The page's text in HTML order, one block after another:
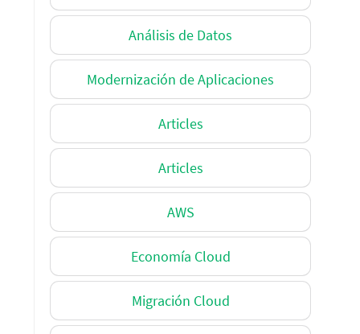
Análisis de Datos
Modernización de Aplicaciones
Articles
Articles
AWS
Economía Cloud
Migración Cloud